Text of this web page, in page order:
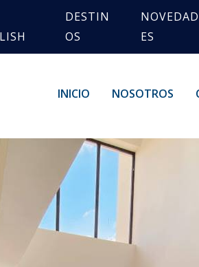
DESTIN
OS
NOVEDAD
ES
INICIO NOSOTROS